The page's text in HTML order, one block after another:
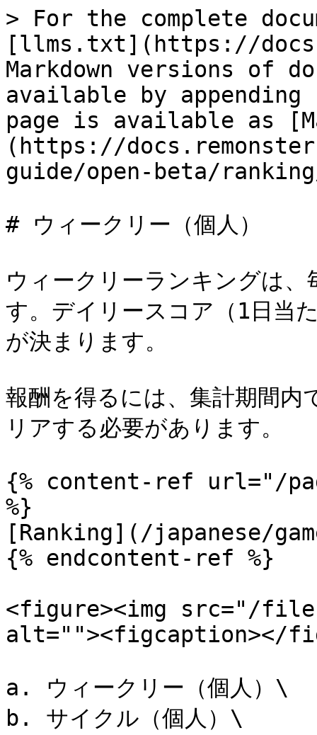
> For the complete
[llms.txt](https://
Markdown versions of
available by
page is available as
(https://
guide/open-beta/
# ウィークリー（個人）
ウィークリーランキングは
す。デイリースコア（1日当
が決まります。
報酬を得るには、集計期間
リアする必要があります。
{% content-ref url="/
%}
[Ranking](/japanese/
{% endcontent-ref %}
<figure><img src="/files/
alt=""><figcaption></
a. ウィークリー（個人）\
b. サイクル（個人）\